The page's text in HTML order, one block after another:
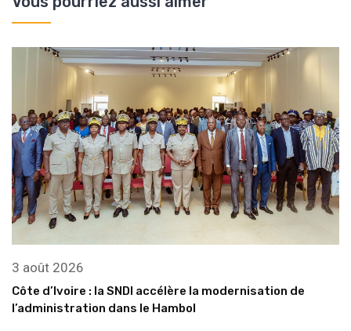
3 août 2026
Côte d’Ivoire : la SNDI accélère la modernisation de
l’administration dans le Hambol